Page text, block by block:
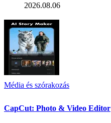
2026.08.06
Média és szórakozás
CapCut: Photo & Video Editor